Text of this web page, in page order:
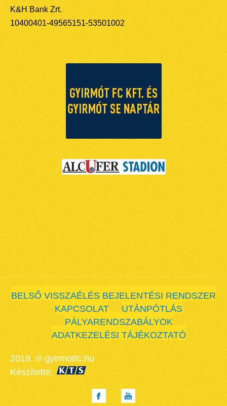
K&H Bank Zrt.
10400401-49565151-53501002
BELSŐ VISSZAÉLÉS BEJELENTÉSI RENDSZER
KAPCSOLAT
UTÁNPÓTLÁS
PÁLYARENDSZABÁLYOK
ADATKEZELÉSI TÁJÉKOZTATÓ
2019. © gyirmotfc.hu
Készítette: